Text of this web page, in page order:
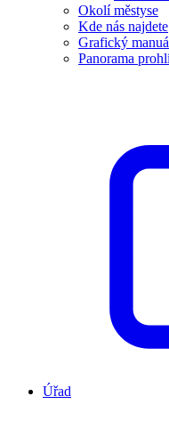
Okolí městyse
Kde nás najdete
Grafický
Panorama
Úřad